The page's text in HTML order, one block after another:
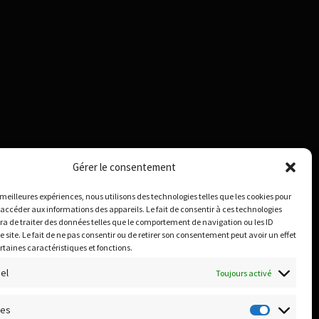
Gérer le consentement
expériences, nous utilisons des technologies telles que les cookies pour
aux informations des appareils. Le fait de consentir à ces technologies
de traiter des données telles que le comportement de navigation ou les ID
site. Le fait de ne pas consentir ou de retirer son consentement peut avoir un effet
caractéristiques et fonctions.
Toujours activé